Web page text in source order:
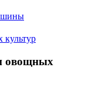
культур
овощных